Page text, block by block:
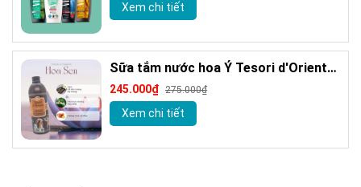
Xem chi tiết
Sữa tắm nước hoa Ý Tesori d'Oriente
chính hãng 500ml kèm vòi
245.000₫ 275.000₫
Xem chi tiết